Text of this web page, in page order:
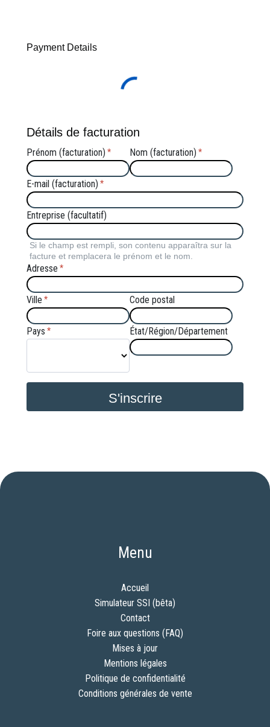
Payment Details
Détails de facturation
Prénom (facturation) * Nom (facturation) *
E-mail (facturation) *
Entreprise (facultatif)
Si le champ est rempli, son contenu apparaîtra sur la
facture et remplacera le prénom et le nom.
Adresse *
Ville * Code postal
Pays * État/Région/Département
Menu
Accueil
Simulateur SSI (bêta)
Contact
Foire aux questions (FAQ)
Mises à jour
Mentions légales
Politique de confidentialité
Conditions générales de vente